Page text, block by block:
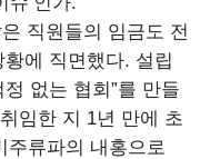
직원들의 임금도 전
에 직면했다. 설립
없는 협회”를 만들
임한 지 1년 만에 초
주류파의 내홍으로